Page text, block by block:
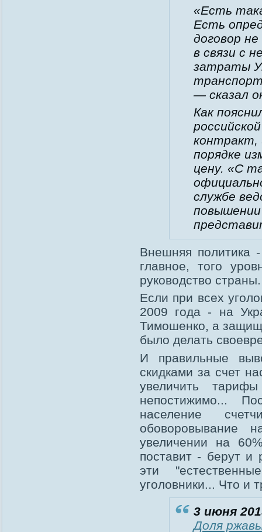
«Есть
Есть
договор
в связи с
затраты
— сказал
Как
контракт,
порядке
цену. «С
службе
Внешняя политика
главное, того
руководство страны.
Если при всех
2009 года - на
Тимошенко, а
было делать
И правильные
скидками за счет
увеличить
непостижимо...
население
обоворовывание
увеличении на
поставит - берут и
эти
уголовники... Что и
3 июня
Доля